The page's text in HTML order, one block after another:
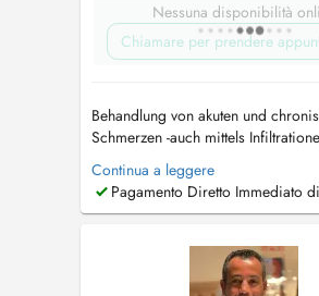
Nessuna disponibilità
Chiamare per prendere
Behandlung von akuten und
Schmerzen -auch mittels
Infusionen (Baxter) Beratung und
bei Arthrose (Knie, Schulter,
Fingergelenke etc) - unter anderem
Continua a leggere
Pagamento Diretto Immediato